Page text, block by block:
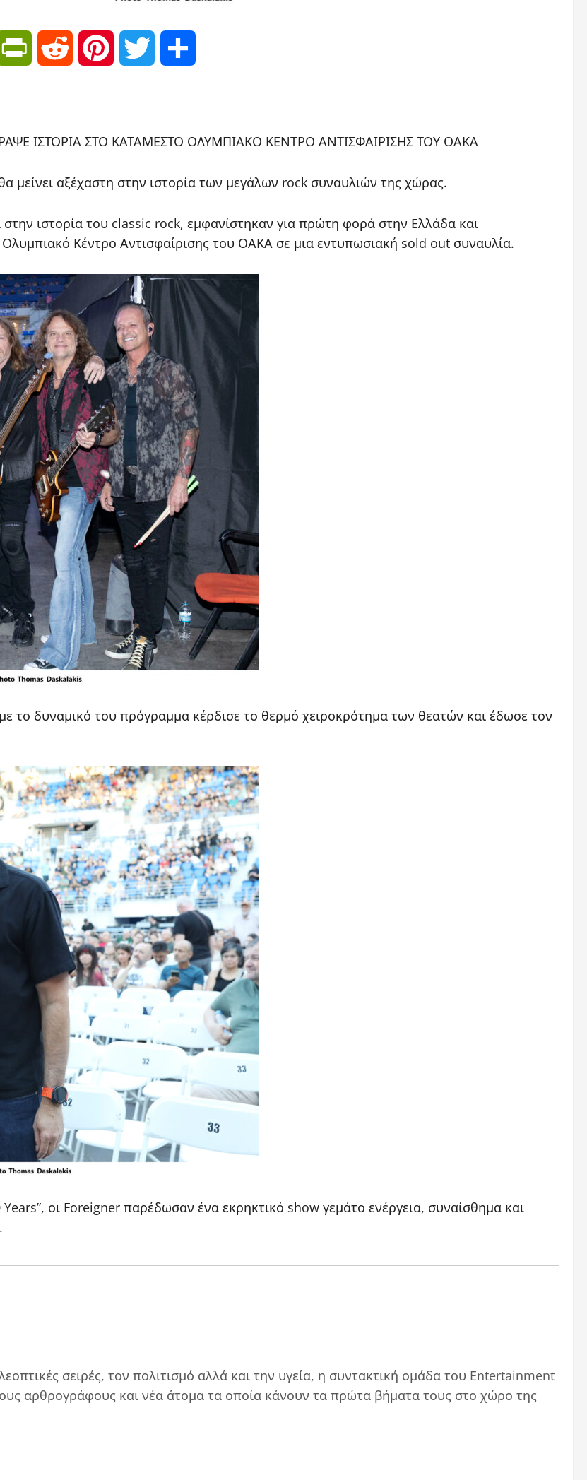
PrintFriendly
Reddit Pinterest Twitter
ΙΣΤΟΡΙΑ ΣΤΟ ΚΑΤΑΜΕΣΤΟ ΟΛΥΜΠΙΑΚΟ ΚΕΝΤΡΟ ΑΝΤΙΣΦΑΙΡΙΣΗΣ ΤΟΥ ΟΑΚΑ
μείνει αξέχαστη στην ιστορία των μεγάλων rock συναυλιών της χώρας.
ιστορία του classic rock, εμφανίστηκαν για πρώτη φορά στην Ελλάδα και
Κέντρο Αντισφαίρισης του ΟΑΚΑ σε μια εντυπωσιακή sold out συναυλία.
το δυναμικό του πρόγραμμα κέρδισε το θερμό χειροκρότημα των θεατών και έδωσε τον
οι Foreigner παρέδωσαν ένα εκρηκτικό show γεμάτο ενέργεια, συναίσθημα και
σειρές, τον πολιτισμό αλλά και την υγεία, η συντακτική ομάδα του Entertainment
αρθρογράφους και νέα άτομα τα οποία κάνουν τα πρώτα βήματα τους στο χώρο της